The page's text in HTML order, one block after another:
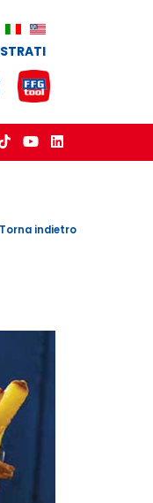
Torna indietro